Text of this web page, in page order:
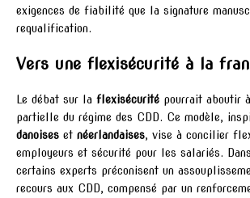
exigences de fiabilité que la signature
requalification.
Vers une flexisécurité à la
Le débat sur la flexisécurité pourrait aboutir
partielle du régime des CDD. Ce modèle,
danoises et néerlandaises, vise à concilier
employeurs et sécurité pour les salariés.
certains experts préconisent un
recours aux CDD, compensé par un